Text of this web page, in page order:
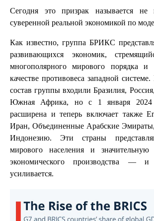
Сегодня это призрак называется не
суверенной реальной экономикой по
Как известно, группа БРИКС
развивающихся экономик,
многополярного мирового порядка
качестве противовеса западной
состав группы входили Бразилия,
Южная Африка, но с 1 января 2024
расширена и теперь включает также
Иран, Объединенные Арабские
Индонезию. Эти страны
мирового населения и
экономического производства — и
усиливается.